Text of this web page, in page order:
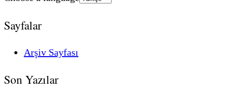
Sayfalar
Arşiv Sayfası
Son Yazılar